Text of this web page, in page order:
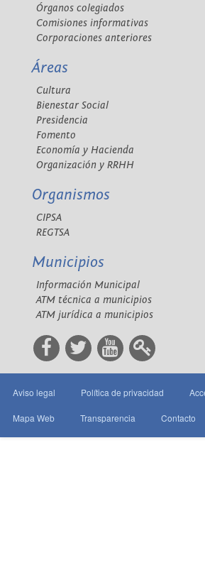
Órganos colegiados
Comisiones informativas
Corporaciones anteriores
Áreas
Cultura
Bienestar Social
Presidencia
Fomento
Economía y Hacienda
Organización y RRHH
Organismos
CIPSA
REGTSA
Municipios
Información Municipal
ATM técnica a municipios
ATM jurídica a municipios
Aviso legal Política de privacidad
Mapa Web Transparencia Contacto